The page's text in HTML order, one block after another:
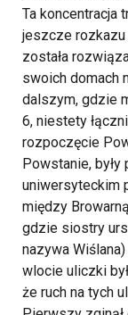
Ta koncentracja
jeszcze rozkazu
została
swoich domach
dalszym, gdzie
6, niestety
rozpoczęcie
Powstanie,
uniwersyteckim
między
gdzie siostry
nazywa
wlocie uliczki
że ruch na tych